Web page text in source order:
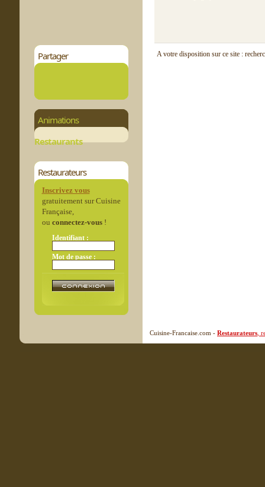
Partager
Animations
Restaurants
Restaurateurs
Inscrivez vous
gratuitement sur Cuisine
Française,
ou connectez-vous!
Identifiant :
Mot de passe :
A votre disposition sur ce site :
Cuisine-Francaise.com - Restaurateurs ,